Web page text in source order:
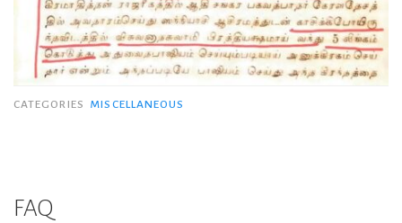
CATEGORIES MISCELLANEOUS
FAQ